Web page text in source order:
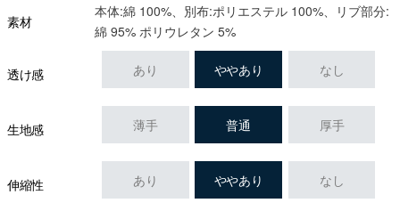
素材
本体:綿 100%、別布:ポリエステル 100%、リブ部分:
綿 95% ポリウレタン 5%
透け感 あり ややあり なし
生地感 薄手 普通 厚手
伸縮性 あり ややあり なし